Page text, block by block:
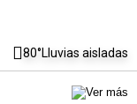
80°Lluvias aisladas